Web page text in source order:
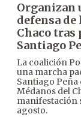
Organizan
defensa de
Chaco tras
Santiago
La coalición
una marcha
Santiago
Médanos del
manifestación
agosto.